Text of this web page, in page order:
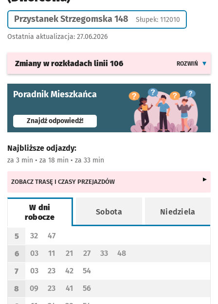
Przystanek Strzegomska 148 Słupek: 112010
Ostatnia aktualizacja: 27.06.2026
Zmiany w rozkładach linii 106 ROZWIŃ
Poradnik Mieszkańca
Znajdź odpowiedź!- otworzy się w nowej karcie
Najbliższe odjazdy:
za 3 min • za 18 min • za 33 min
ZOBACZ TRASĘ I CZASY PRZEJAZDÓW
W dni
robocze
Sobota Niedziela
Rozkład jazdy -
Godzina odjazdu
5
Odjazd
32
minut po godzinie 5
Odjazd
47
minut po godzinie 5
Godzina odjazdu
6
Odjazd
03
minut po godzinie 6
Odjazd
11
minut po godzinie 6
Odjazd
21
minut po godzinie 6
Odjazd
27
minut po godzinie 6
Odjazd
33
minut po godzinie 6
Odjazd
48
minut po godzinie 6
Godzina odjazdu
7
Odjazd
03
minut po godzinie 7
Odjazd
23
minut po godzinie 7
Odjazd
42
minut po godzinie 7
Odjazd
54
minut po godzinie 7
Godzina odjazdu
8
Odjazd
09
minut po godzinie 8
Odjazd
23
minut po godzinie 8
Odjazd
41
minut po godzinie 8
Odjazd
56
minut po godzinie 8